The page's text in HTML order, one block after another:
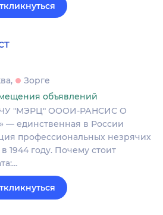
Зорге
объявлений
ЧУ "МЭРЦ" ОООИ-РАНСИС О
— единственная в России
профессиональных незрячих
1944 году. Почему стоит